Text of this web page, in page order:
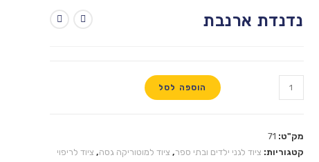
נדנדת ארנבת
הוספה לסל
מק"ט: 71
קטגוריות: ציוד לגני ילדים ובתי ספר, ציוד למוטוריקה גסה, ציוד לריפוי